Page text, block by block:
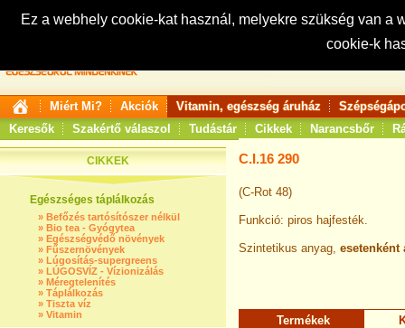
Ez a webhely cookie-kat használ, melyekre szükség van
cookie-k
Keresés:
Miért Mi? Akciók Vitamin, egészség áruház
Keresők
Szakértő válaszol Tudástár Cikkek Narancsbőr
CIKKEK
Egészséges táplálkozás
» Befőzés tartósítószer nélkül
» Bio tea - Gyógytea
» Egészségvédő növények
» Fűszernövények
» Lúgosítás-supergreens
» LÚGOSVÍZ - Vízionizálás
» Méregtelenítés
» Táplálkozás
» Tiszta víz
» Vitamin
C.I.16 290
(C-Rot 48)
Funkció: piros hajfesték.
Szintetikus anyag, esetenként
Termékek